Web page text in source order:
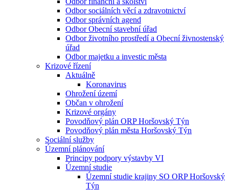
Odbor sociálních věcí a zdravotnictví
Odbor správních agend
Odbor Obecní stavební úřad
Odbor životního prostředí a Obecní živnostenský
úřad
Odbor majetku a investic města
Krizové řízení
Aktuálně
Koronavirus
Ohrožení území
Občan v ohrožení
Krizové orgány
Povodňový plán ORP Horšovský Týn
Povodňový plán města Horšovský Týn
Sociální služby
Územní plánování
Principy podpory výstavby VI
Územní studie
Územní studie krajiny SO ORP Horšovský
Týn